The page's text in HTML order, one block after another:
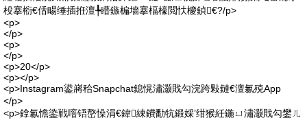
杸搴椼€佸畼缍插拰澶╄矒鏃楄墻搴楅檺閲忕櫦鍞€?/p>
<p>
</p>
<p>
</p>
<p>20</p>
<p></p>
<p>Instagram鍙嶈秴Snapchat鎴愰潚灏戝勾浣跨敤鏈€澶氱殑App
</p>
<p>鎿氱憺鍌戦噾铻嶅懆涓€鍏綀鐨勫牨鍛婇’绀猴紝鍦ㄩ潚灏戝勾鐢ㄦ